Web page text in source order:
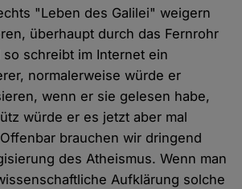
"Leben des Galilei" weigern
überhaupt durch das Fernrohr
schreibt im Internet ein
normalerweise würde er
wenn er sie gelesen habe,
würde er es jetzt aber mal
brauchen wir dringend
des Atheismus. Wenn man
Aufklärung solche